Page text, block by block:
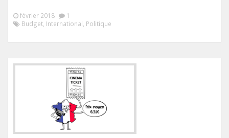
février 2018
1
Budget, International, Politique